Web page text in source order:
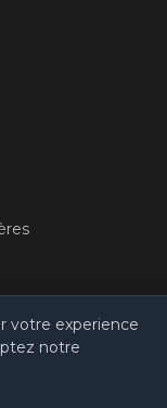
réservés.
votre experience
notre